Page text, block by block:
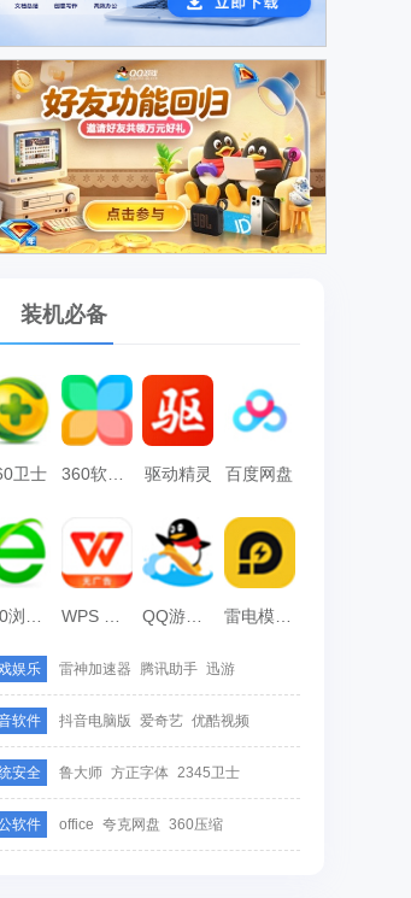
装机必备
卫士 360软件管家 驱动精灵 百度网盘
雷电模拟器
娱乐 雷神加速器 腾讯助手 迅游
软件 抖音电脑版 爱奇艺 优酷视频
安全 鲁大师 方正字体 2345卫士
软件 office 夸克网盘 360压缩